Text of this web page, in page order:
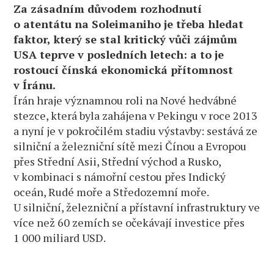
Za zásadním důvodem rozhodnutí
o atentátu na Soleimaniho je třeba hledat
faktor, který se stal kritický vůči zájmům
USA teprve v posledních letech: a to je
rostoucí čínská ekonomická přítomnost
v Íránu.
Írán hraje významnou roli na Nové hedvábné
stezce, která byla zahájena v Pekingu v roce 2013
a nyní je v pokročilém stadiu výstavby: sestává ze
silniční a železniční sítě mezi Čínou a Evropou
přes Střední Asii, Střední východ a Rusko,
v kombinaci s námořní cestou přes Indický
oceán, Rudé moře a Středozemní moře.
U silniční, železniční a přístavní infrastruktury ve
více než 60 zemích se očekávají investice přes
1 000 miliard USD.